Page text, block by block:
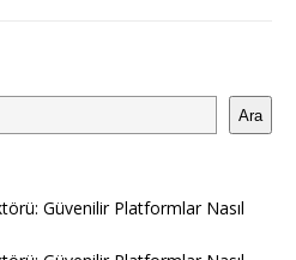
Ara
Güvenilir Platformlar Nasıl